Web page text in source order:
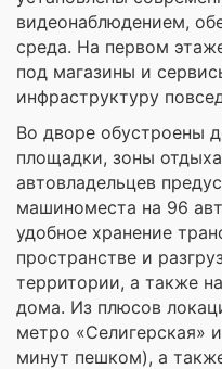
видеонаблюдением,
среда. На первом
под магазины и
инфраструктуру
Во дворе обустроены
площадки, зоны
автовладельцев
машиноместа на 96
удобное хранение
пространстве и
территории, а также
дома. Из плюсов
метро «Селигерская»
минут пешком), а